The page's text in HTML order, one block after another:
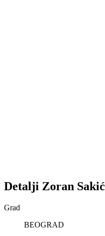
Detalji Zoran Sakić
Grad
BEOGRAD